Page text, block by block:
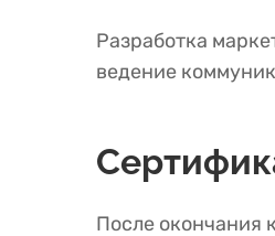
Разработка
ведение
После окончания